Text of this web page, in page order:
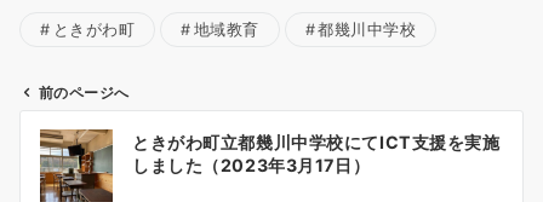
ときがわ町 地域教育 都幾川中学校
前のページへ
ときがわ町立都幾川中学校にてICT支援を実施
しました（2023年3月17日）